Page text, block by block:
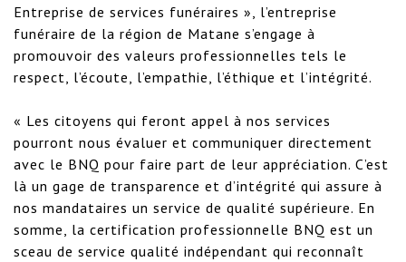
Entreprise de services funéraires », l’entreprise
funéraire de la région de Matane s’engage à
promouvoir des valeurs professionnelles tels le
respect, l’écoute, l’empathie, l’éthique et l’intégrité.
« Les citoyens qui feront appel à nos services
pourront nous évaluer et communiquer directement
avec le BNQ pour faire part de leur appréciation. C’est
là un gage de transparence et d’intégrité qui assure à
nos mandataires un service de qualité supérieure. En
somme, la certification professionnelle BNQ est un
sceau de service qualité indépendant qui reconnaît